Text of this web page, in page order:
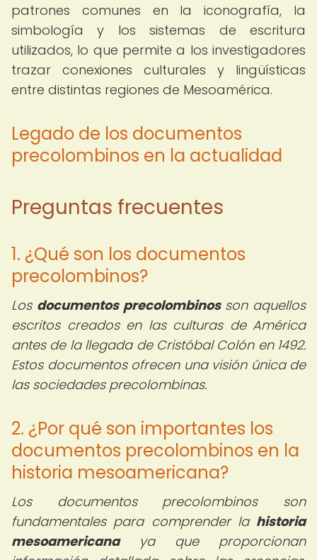
patrones comunes en la iconografía, la
simbología y los sistemas de escritura
utilizados, lo que permite a los investigadores
trazar conexiones culturales y lingüísticas
entre distintas regiones de Mesoamérica.
Legado de los documentos
precolombinos en la actualidad
Preguntas frecuentes
1. ¿Qué son los documentos
precolombinos?
Los documentos precolombinosson aquellos
escritos creados en las culturas de América
antes de la llegada de Cristóbal Colón en 1492.
Estos documentos ofrecen una visión única de
las sociedades precolombinas.
2. ¿Por qué son importantes los
documentos precolombinos en la
historia mesoamericana?
Los documentos precolombinos son
fundamentales para comprender la historia
mesoamericanaya que proporcionan